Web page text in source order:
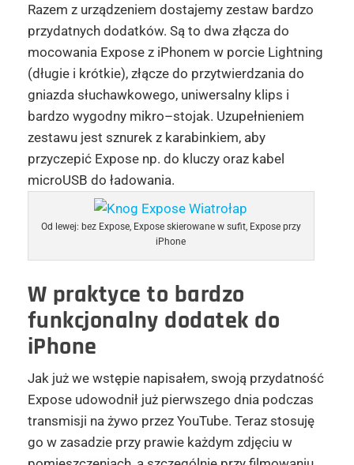
Razem z urządzeniem dostajemy zestaw bardzo
przydatnych dodatków. Są to dwa złącza do
mocowania Expose z iPhonem w porcie Lightning
(długie i krótkie), złącze do przytwierdzania do
gniazda słuchawkowego, uniwersalny klips i
bardzo wygodny mikro–stojak. Uzupełnieniem
zestawu jest sznurek z karabinkiem, aby
przyczepić Expose np. do kluczy oraz kabel
microUSB do ładowania.
Od lewej: bez Expose, Expose skierowane w sufit, Expose przy
iPhone
W praktyce to bardzo
funkcjonalny dodatek do
iPhone
Jak już we wstępie napisałem, swoją przydatność
Expose udowodnił już pierwszego dnia podczas
transmisji na żywo przez YouTube. Teraz stosuję
go w zasadzie przy prawie każdym zdjęciu w